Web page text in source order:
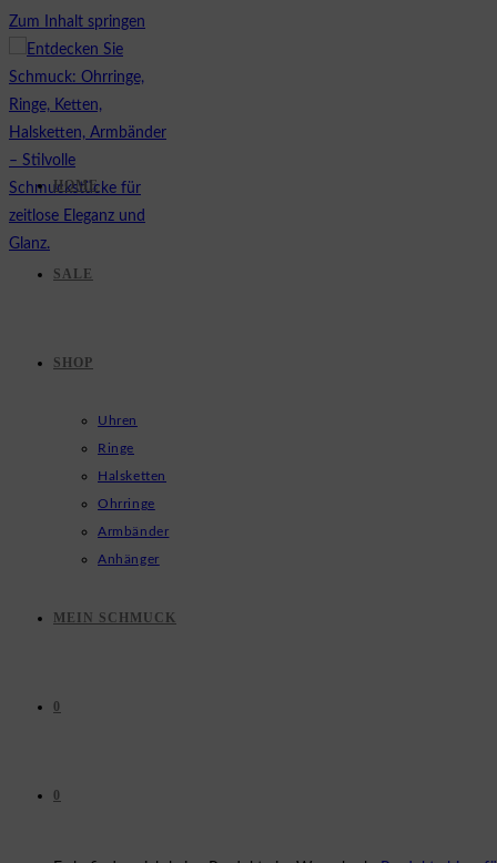
Zum Inhalt springen
HOME
SALE
SHOP
Uhren
Ringe
Halsketten
Ohrringe
Armbänder
Anhänger
MEIN SCHMUCK
0
0